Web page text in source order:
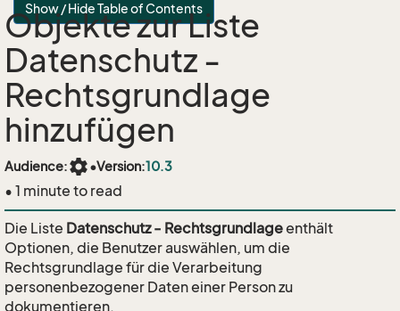
Show / Hide Table of Contents
Objekte zur Liste
Datenschutz -
Rechtsgrundlage
hinzufügen
Audience:settings•Version:10.3
• 1 minute to read
Die Liste Datenschutz - Rechtsgrundlageenthält
Optionen, die Benutzer auswählen, um die
Rechtsgrundlage für die Verarbeitung
personenbezogener Daten einer Person zu
dokumentieren.